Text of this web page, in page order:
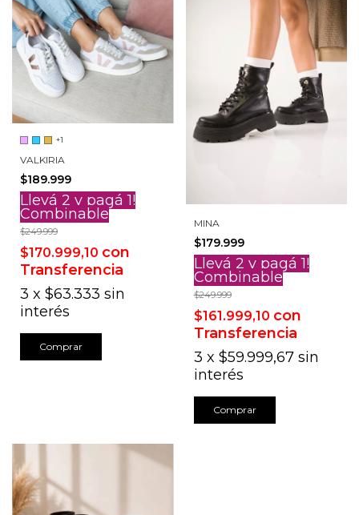
+1
VALKIRIA
$189.999
Llevá 2 y pagá 1!
Combinable
$249.999
$170.999,10 con
Transferencia
3 x $63.333 sin
interés
Comprar
MINA
$179.999
Llevá 2 y pagá 1!
Combinable
$249.999
$161.999,10 con
Transferencia
3 x $59.999,67 sin
interés
Comprar